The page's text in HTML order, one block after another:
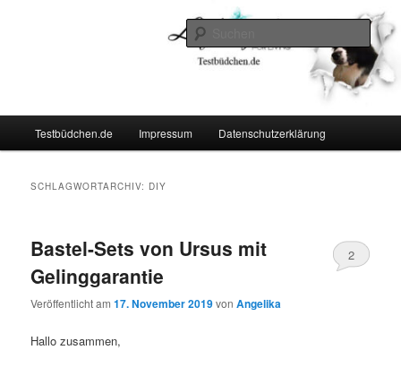
Testbüdchen.de Impressum Datenschutzerklärung
SCHLAGWORTARCHIV: DIY
Bastel-Sets von Ursus mit
Gelinggarantie
Veröffentlicht am17. November 2019vonAngelika
2
Hallo zusammen,